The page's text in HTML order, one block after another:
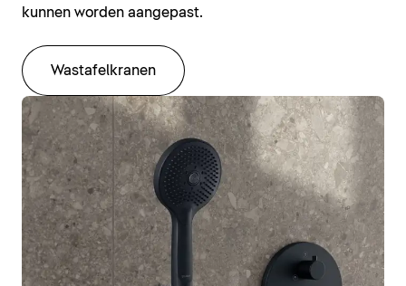
kunnen worden aangepast.
Wastafelkranen